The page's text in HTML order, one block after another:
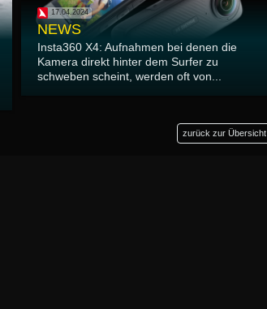
17.04.2024
NEWS
Insta360 X4: Aufnahmen bei denen die
Kamera direkt hinter dem Surfer zu
schweben scheint, werden oft von...
zurück zur Übersicht